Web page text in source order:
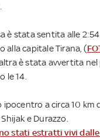
è stata sentita alle
alla capitale Tirana, (
è stata avvertita nel
le 14.
ipocentro a circa 10
e Durazzo.
stati estratti vivi